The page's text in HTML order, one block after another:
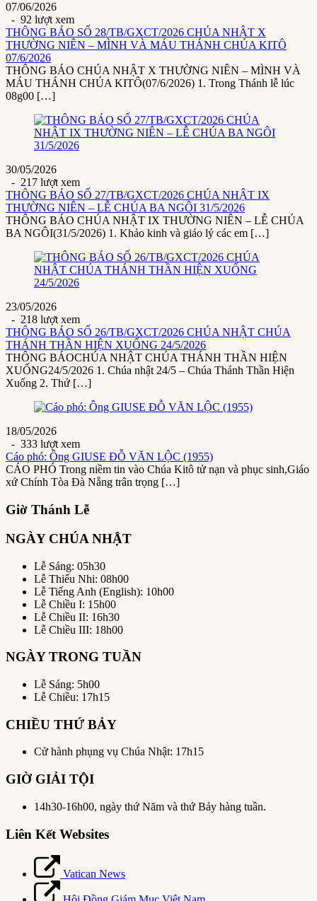
07/06/2026
- 92 lượt xem
THÔNG BÁO SỐ 28/TB/GXCT/2026 CHÚA NHẬT X
THƯỜNG NIÊN – MÌNH VÀ MÁU THÁNH CHÚA KITÔ
07/6/2026
THÔNG BÁO CHÚA NHẬT X THƯỜNG NIÊN – MÌNH VÀ
MÁU THÁNH CHÚA KITÔ(07/6/2026) 1. Trong Thánh lễ lúc
08g00 […]
30/05/2026
- 217 lượt xem
THÔNG BÁO SỐ 27/TB/GXCT/2026 CHÚA NHẬT IX
THƯỜNG NIÊN – LỄ CHÚA BA NGÔI 31/5/2026
THÔNG BÁO CHÚA NHẬT IX THƯỜNG NIÊN – LỄ CHÚA
BA NGÔI(31/5/2026) 1. Khảo kinh và giáo lý các em […]
23/05/2026
- 218 lượt xem
THÔNG BÁO SỐ 26/TB/GXCT/2026 CHÚA NHẬT CHÚA
THÁNH THẦN HIỆN XUỐNG 24/5/2026
THÔNG BÁOCHÚA NHẬT CHÚA THÁNH THẦN HIỆN
XUỐNG24/5/2026 1. Chúa nhật 24/5 – Chúa Thánh Thần Hiện
Xuống 2. Thứ […]
18/05/2026
- 333 lượt xem
Cáo phó: Ông GIUSE ĐỖ VĂN LỘC (1955)
CÁO PHÓ Trong niềm tin vào Chúa Kitô tử nạn và phục sinh,Giáo
xứ Chính Tòa Đà Nẵng trân trọng […]
Giờ Thánh Lễ
NGÀY CHÚA NHẬT
Lễ Sáng: 05h30
Lễ Thiếu Nhi: 08h00
Lễ Tiếng Anh (English): 10h00
Lễ Chiều I: 15h00
Lễ Chiều II: 16h30
Lễ Chiều III: 18h00
NGÀY TRONG TUẦN
Lễ Sáng: 5h00
Lễ Chiều: 17h15
CHIỀU THỨ BẢY
Cử hành phụng vụ Chúa Nhật: 17h15
GIỜ GIẢI TỘI
14h30-16h00, ngày thứ Năm và thứ Bảy hàng tuần.
Liên Kết Websites
Vatican News